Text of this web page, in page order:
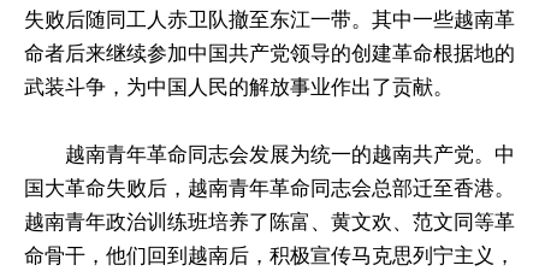
失败后随同工人赤卫队撤至东江一带。其中一些越南革
命者后来继续参加中国共产党领导的创建革命根据地的
武装斗争，为中国人民的解放事业作出了贡献。
越南青年革命同志会发展为统一的越南共产党。中
国大革命失败后，越南青年革命同志会总部迁至香港。
越南青年政治训练班培养了陈富、黄文欢、范文同等革
命骨干，他们回到越南后，积极宣传马克思列宁主义，